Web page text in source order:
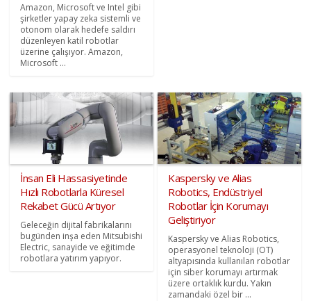
Amazon, Microsoft ve Intel gibi
şirketler yapay zeka sistemli ve
otonom olarak hedefe saldırı
düzenleyen katil robotlar
üzerine çalışıyor. Amazon,
Microsoft ...
İnsan Eli Hassasiyetinde
Hızlı Robotlarla Küresel
Rekabet Gücü Artıyor
Geleceğin dijital fabrikalarını
bugünden inşa eden Mitsubishi
Electric, sanayide ve eğitimde
robotlara yatırım yapıyor.
Kaspersky ve Alias
Robotics, Endüstriyel
Robotlar İçin Korumayı
Geliştiriyor
Kaspersky ve Alias Robotics,
operasyonel teknoloji (OT)
altyapısında kullanılan robotlar
için siber korumayı artırmak
üzere ortaklık kurdu. Yakın
zamandaki özel bir ...